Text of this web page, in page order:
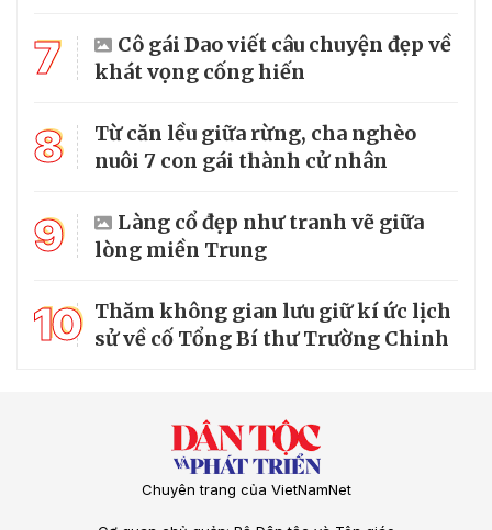
7
Cô gái Dao viết câu chuyện đẹp về
khát vọng cống hiến
8
Từ căn lều giữa rừng, cha nghèo
nuôi 7 con gái thành cử nhân
9
Làng cổ đẹp như tranh vẽ giữa
lòng miền Trung
10 Thăm không gian lưu giữ kí ức lịch
sử về cố Tổng Bí thư Trường Chinh
Chuyên trang của VietNamNet